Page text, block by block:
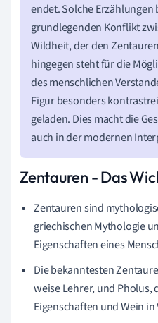
endet. Solche Erzählungen
grundlegenden Konflikt
Wildheit, der den
hingegen steht für die
des menschlichen
Figur besonders
geladen. Dies macht die
auch in der modernen
Zentauren - Das
Zentauren sind
griechischen Mythologie
Eigenschaften eines
Die bekanntesten
weise Lehrer, und Pholus,
Eigenschaften und Wein